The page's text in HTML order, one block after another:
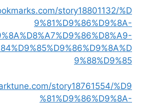
story18801132/%D
9%81%D9%86%D9%8A-
9%88%D9%85
story18761554/%D9
%81%D9%86%D9%8A-